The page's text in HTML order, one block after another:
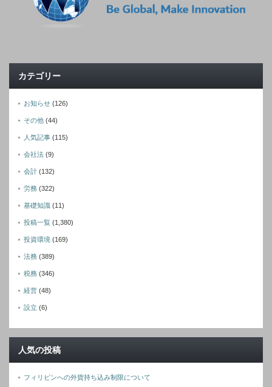
カテゴリー
お知らせ (126)
その他 (44)
人気記事 (115)
会社法 (9)
会計 (132)
労務 (322)
基礎知識 (11)
投稿一覧 (1,380)
投資環境 (169)
法務 (389)
税務 (346)
経営 (48)
設立 (6)
人気の投稿
フィリピンへの外貨持ち込み制限について